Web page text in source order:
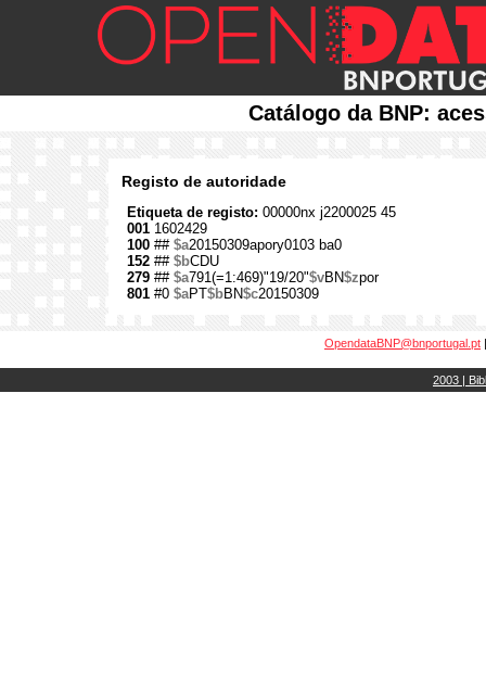
Catálogo da BNP:
Registo de autoridade
Etiqueta de registo: 00000nx j2200025 45
001 1602429
100 ## $a20150309apory0103 ba0
152 ## $bCDU
279 ## $a791(=1:469)"19/20"$vBN$zpor
801 #0 $aPT$bBN$c20150309
OpendataBNP@bnportugal.pt
2003 |